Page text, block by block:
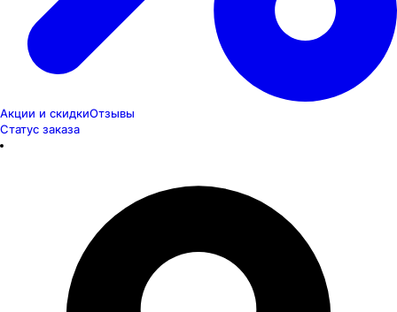
Акции и скидкиОтзывы
Статус заказа